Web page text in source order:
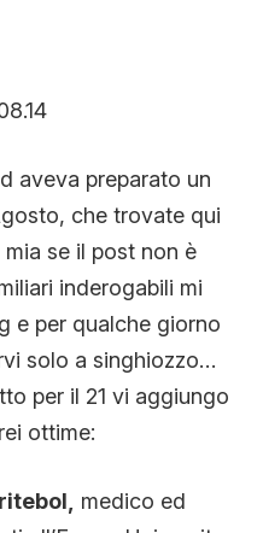
aveva preparato un
che trovate qui
se il post non è
inderogabili mi
e per qualche giorno
solo a singhiozzo…
per il 21 vi aggiungo
ottime:
medico ed